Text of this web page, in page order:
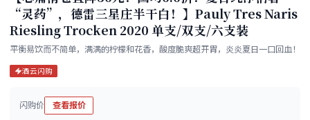
“灵药”，德雷三星庄半干白！】Pauly Tres Naris
Riesling Trocken 2020 单支/双支/六支装
平衡易饮而不简单，满满的柠檬和花香，酸度脆爽超开胃，炎炎夏日一口回血！
酒云闪购
闪购价 查看报价